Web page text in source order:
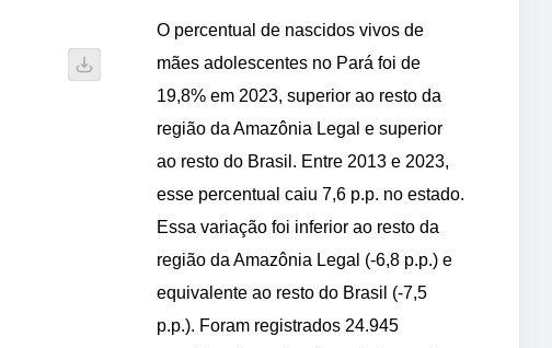
O percentual de nascidos vivos de
mães adolescentes no Pará foi de
19,8% em 2023, superior ao resto da
região da Amazônia Legal e superior
ao resto do Brasil. Entre 2013 e 2023,
esse percentual caiu 7,6 p.p. no estado.
Essa variação foi inferior ao resto da
região da Amazônia Legal (-6,8 p.p.) e
equivalente ao resto do Brasil (-7,5
p.p.). Foram registrados 24.945